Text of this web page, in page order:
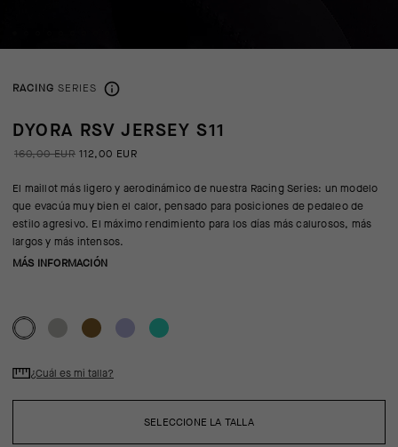
RACING SERIES
DYORA RSV JERSEY S11
160,00 EUR 112,00 EUR
El maillot más ligero y aerodinámico de nuestra Racing Series: un modelo
que evacúa muy bien el calor, pensado para posiciones de pedaleo de
estilo agresivo. El máximo rendimiento para los días más calurosos, más
largos y más intensos.
MÁS INFORMACIÓN
SELECCIONE LA TALLA
¿Cuál es mi talla?